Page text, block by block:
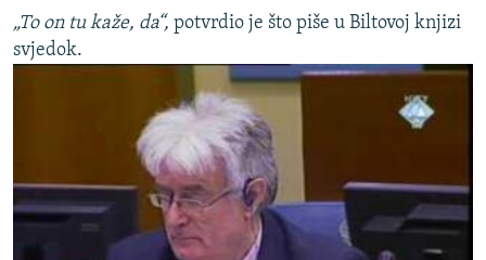
„To on tu kaže, da“, potvrdio je što piše u Biltovoj knjizi
svjedok.